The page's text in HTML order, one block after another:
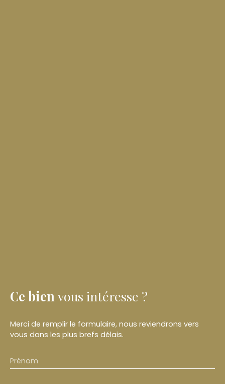
Ce bien vous intéresse ?
Merci de remplir le formulaire, nous reviendrons vers
vous dans les plus brefs délais.
Prénom